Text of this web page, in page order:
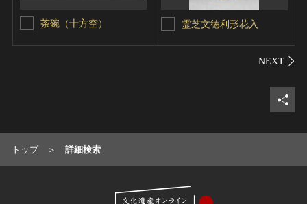
茶碗（十方空） 霊芝文徳利形花入
シェ
トップ 詳細検索